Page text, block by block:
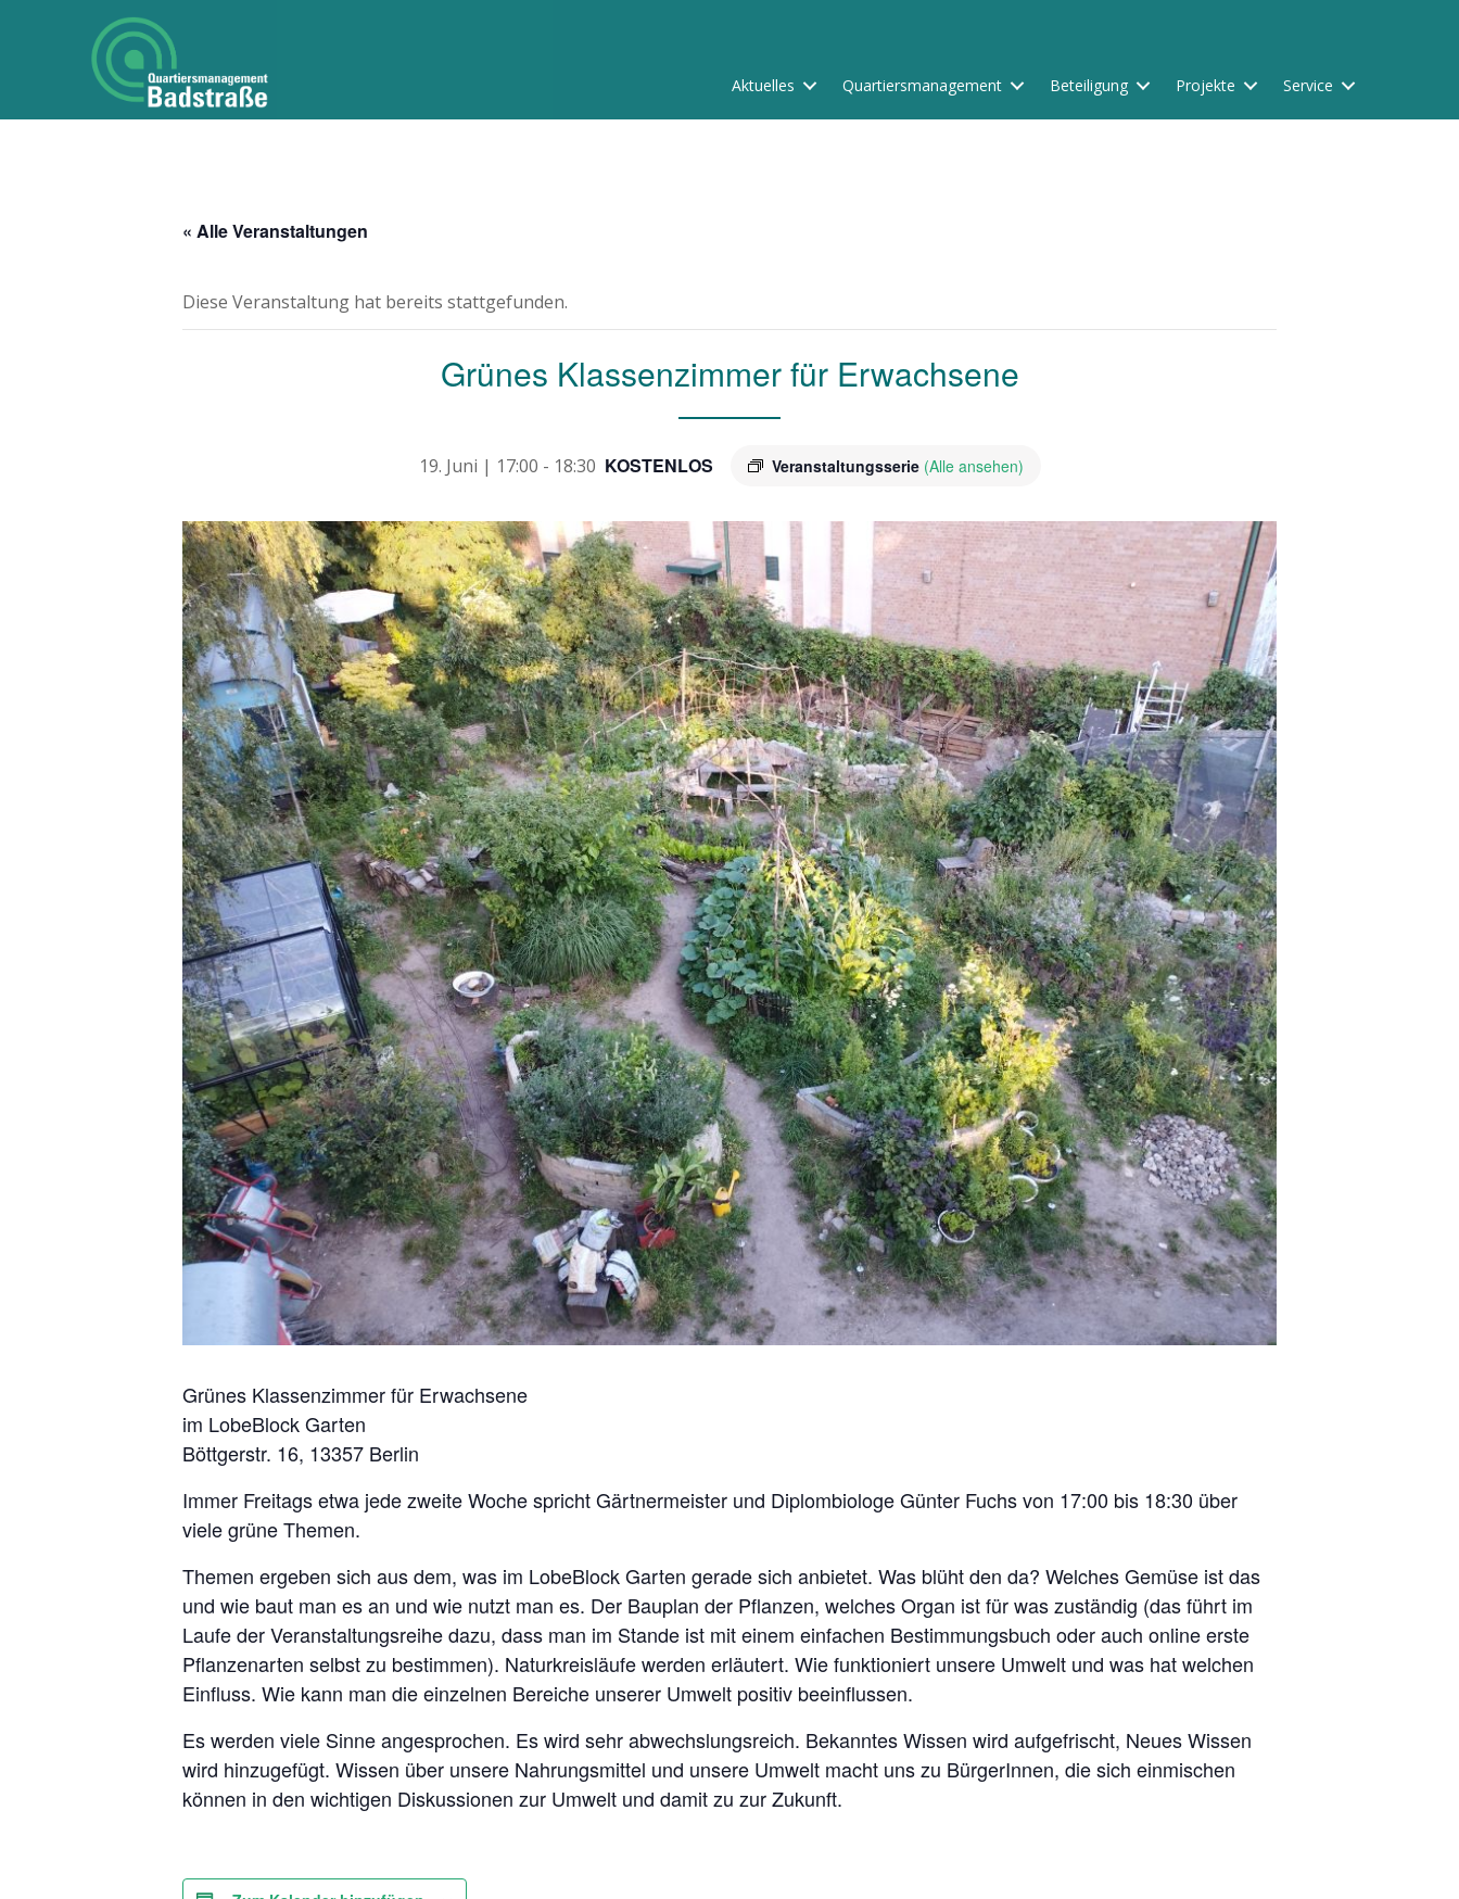
Aktuelles Quartiersmanagement Beteiligung Projekte Service
« Alle Veranstaltungen
Diese Veranstaltung hat bereits stattgefunden.
Grünes Klassenzimmer für Erwachsene
19. Juni | 17:00 - 18:30 Veranstaltungsserie (Alle ansehen)
KOSTENLOS
Grünes Klassenzimmer für Erwachsene
im LobeBlock Garten
Böttgerstr. 16, 13357 Berlin
Immer Freitags etwa jede zweite Woche spricht Gärtnermeister und Diplombiologe Günter Fuchs von 17:00 bis 18:30 über
viele grüne Themen.
Themen ergeben sich aus dem, was im LobeBlock Garten gerade sich anbietet. Was blüht den da? Welches Gemüse ist das
und wie baut man es an und wie nutzt man es. Der Bauplan der Pflanzen, welches Organ ist für was zuständig (das führt im
Laufe der Veranstaltungsreihe dazu, dass man im Stande ist mit einem einfachen Bestimmungsbuch oder auch online erste
Pflanzenarten selbst zu bestimmen). Naturkreisläufe werden erläutert. Wie funktioniert unsere Umwelt und was hat welchen
Einfluss. Wie kann man die einzelnen Bereiche unserer Umwelt positiv beeinflussen.
Es werden viele Sinne angesprochen. Es wird sehr abwechslungsreich. Bekanntes Wissen wird aufgefrischt, Neues Wissen
wird hinzugefügt. Wissen über unsere Nahrungsmittel und unsere Umwelt macht uns zu BürgerInnen, die sich einmischen
können in den wichtigen Diskussionen zur Umwelt und damit zu zur Zukunft.